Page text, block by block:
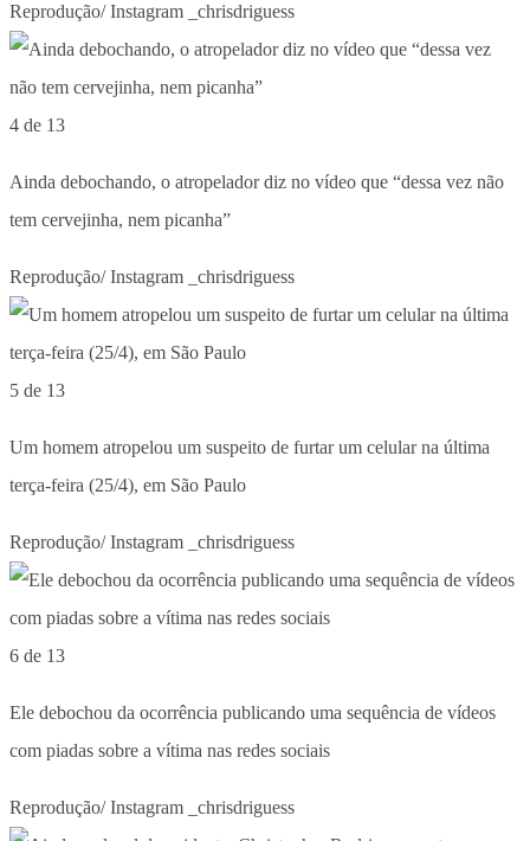
Reprodução/ Instagram _chrisdriguess
4 de 13
Ainda debochando, o atropelador diz no vídeo que “dessa vez não
tem cervejinha, nem picanha”
Reprodução/ Instagram _chrisdriguess
5 de 13
Um homem atropelou um suspeito de furtar um celular na última
terça-feira (25/4), em São Paulo
Reprodução/ Instagram _chrisdriguess
6 de 13
Ele debochou da ocorrência publicando uma sequência de vídeos
com piadas sobre a vítima nas redes sociais
Reprodução/ Instagram _chrisdriguess